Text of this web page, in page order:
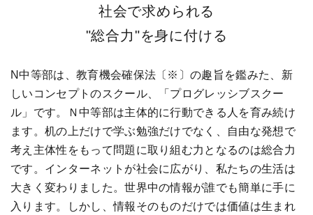
社会で求められる
"総合力"を身に付ける
N中等部は、教育機会確保法〔※〕の趣旨を鑑みた、新
しいコンセプトのスクール、「プログレッシブスクー
ル」です。
Ｎ中等部は主体的に行動できる人を育み続け
ます。 机の上だけで学ぶ勉強だけでなく、自由な発想で
考え主体性をもって問題に取り組む力となるのは総合力
です。 インターネットが社会に広がり、私たちの生活は
大きく変わりました。世界中の情報が誰でも簡単に手に
入ります。しかし、情報そのものだけでは価値は生まれ